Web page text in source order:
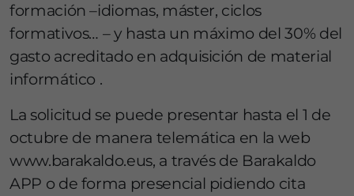
formación –idiomas, máster, ciclos
formativos… – y hasta un máximo del 30% del
gasto acreditado en adquisición de material
informático .
La solicitud se puede presentar hasta el 1 de
octubre de manera telemática en la web
www.barakaldo.eus, a través de Barakaldo
APP o de forma presencial pidiendo cita